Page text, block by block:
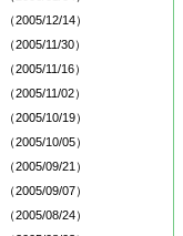
（2005/12/14）
（2005/11/30）
（2005/11/16）
（2005/11/02）
（2005/10/19）
（2005/10/05）
（2005/09/21）
（2005/09/07）
（2005/08/24）